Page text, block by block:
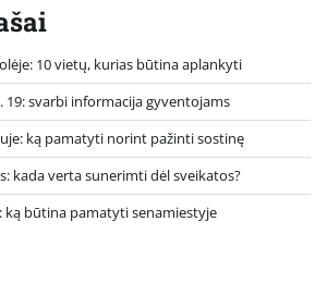
10 vietų, kurias būtina aplankyti
19: svarbi informacija gyventojams
ką pamatyti norint pažinti sostinę
kada verta sunerimti dėl sveikatos?
ką būtina pamatyti senamiestyje